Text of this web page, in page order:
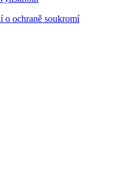
o ochraně soukromí